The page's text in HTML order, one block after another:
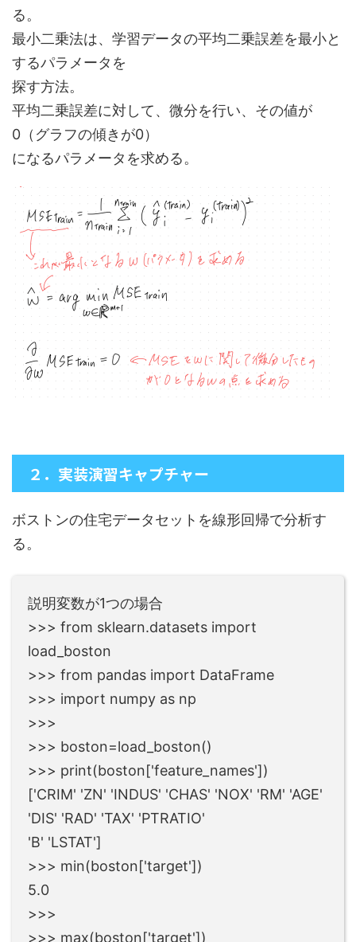
る。
最小二乗法は、学習データの平均二乗誤差を最小と
するパラメータを
探す方法。
平均二乗誤差に対して、微分を行い、その値が
0（グラフの傾きが0）
になるパラメータを求める。
２．実装演習キャプチャー
ボストンの住宅データセットを線形回帰で分析す
る。
説明変数が1つの場合
>>> from sklearn.datasets import
load_boston
>>> from pandas import DataFrame
>>> import numpy as np
>>>
>>> boston=load_boston()
>>> print(boston['feature_names'])
['CRIM' 'ZN' 'INDUS' 'CHAS' 'NOX' 'RM' 'AGE'
'DIS' 'RAD' 'TAX' 'PTRATIO'
'B' 'LSTAT']
>>> min(boston['target'])
5.0
>>>
>>> max(boston['target'])